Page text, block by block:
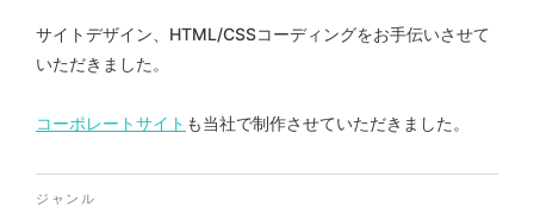
株式会社バスコフーズ様
ージデザイン
#パッケージデザイン
#グラフィックデザイン
サイトデザイン、HTML/CSSコーディングをお手伝いさせて
いただきました。
コーポレートサイト も当社で制作させていただきました。
ジャンル